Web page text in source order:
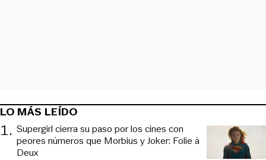
LO MÁS LEÍDO
1. Supergirl cierra su paso por los cines con
peores números que Morbius y Joker: Folie à
Deux